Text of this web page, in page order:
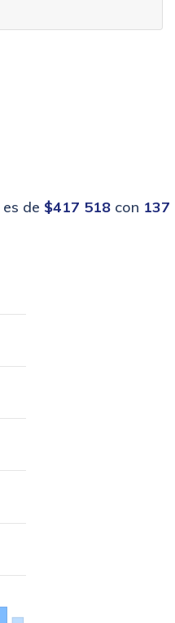
es de $417 518 con 137